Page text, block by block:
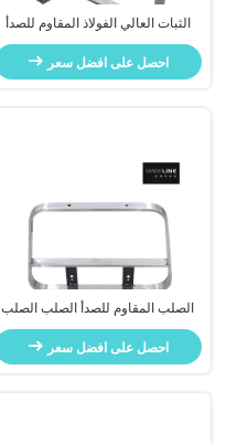
الثبات العالي الفولاذ المقاوم للصدأ
201 مقعد الحلاق دعامات الذراعين
تجميع سهل
احصل على افضل سعر
الصلب المقاوم للصدأ الصلب الصلب
الصلب الصلب
احصل على افضل سعر